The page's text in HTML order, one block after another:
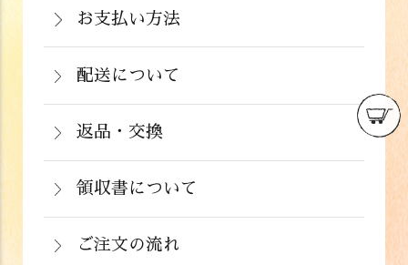
関西・中国（岡山県除く）・四国・九
州：770円(税込)
関東・信越・北陸・中部：990円(税込)
東北：1,210円(税込)
北海道：1,430円(税込)
沖縄：2,024円(税込)
※クール便の場合は送料＋クール代金
220円（税込）
お支払い方法
お支払いは、カード決済、代金引換（手
数料弊社負担）・銀行振込（前払い）・
郵便振込（前払い）・PayPay（オンラ
イン決済）・ドコモケータイ払い・auか
んたん決済・au PAY・ソフトバンクまと
めて支払い(B)がご利用頂けます。
配送について
通常在庫がある商品につきましては、ご
注文から２～５営業日で発送いたしま
す。
返品・交換
商品が食品のため、お客様のお手元に到
着後の返品は基本的にお受け出来ませ
ん。但し、発送中の破損や不良品、ある
いはご注文と違う商品が届いた場合は、
領収書について
領収書をご希望のお客様は、ご注文画面
の備考欄にてお知らせ下さい。なお、お
ご注文の流れ